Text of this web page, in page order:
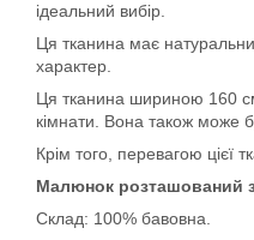
ідеальний вибір.
Ця тканина має
характер.
Ця тканина шириною 160
кімнати. Вона також може
Крім того, перевагою цієї
Малюнок розташований
Склад: 100% бавовна.